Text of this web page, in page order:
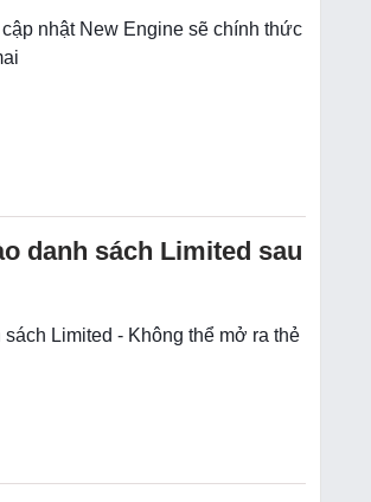
nhật New Engine sẽ chính thức
danh sách Limited sau
Limited - Không thể mở ra thẻ